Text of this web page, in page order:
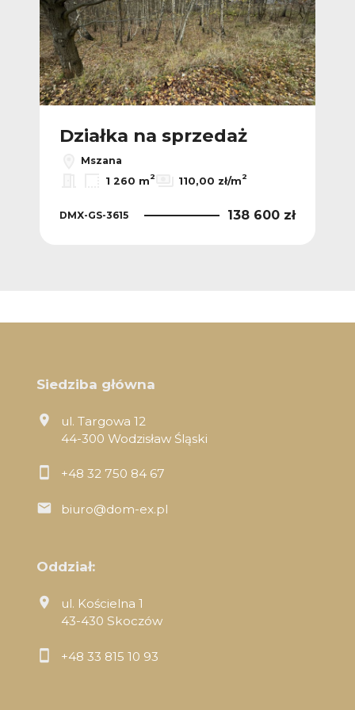
Działka na sprzedaż
Mszana
1 260 m2 110,00 zł/m2
DMX-GS-3615 138 600 zł
Siedziba główna
ul. Targowa 12
44-300 Wodzisław Śląski
+48 32 750 84 67
biuro@dom-ex.pl
Oddział:
ul. Kościelna 1
43-430 Skoczów
+48 33 815 10 93